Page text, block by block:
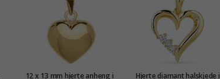
12 x 13 mm hjerte anheng i
Hjerte diamant halskjede i